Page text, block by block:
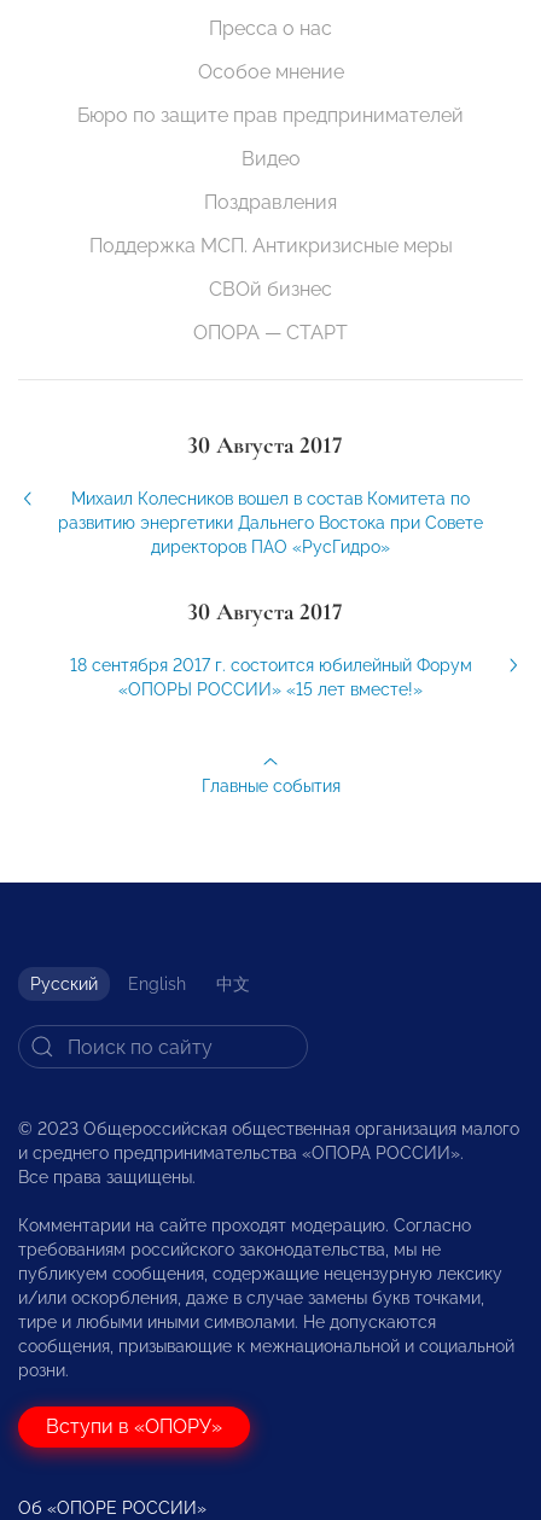
Пресса о нас
Особое мнение
Бюро по защите прав предпринимателей
Видео
Поздравления
Поддержка МСП. Антикризисные меры
СВОй бизнес
ОПОРА — СТАРТ
30 Августа 2017
Михаил Колесников вошел в состав Комитета по
развитию энергетики Дальнего Востока при Совете
директоров ПАО «РусГидро»
30 Августа 2017
18 сентября 2017 г. состоится юбилейный Форум
«ОПОРЫ РОССИИ» «15 лет вместе!»
Главные события
Русский English 中文
© 2023 Общероссийская общественная организация малого
и среднего предпринимательства «ОПОРА РОССИИ».
Все права защищены.
Комментарии на сайте проходят модерацию. Согласно
требованиям российского законодательства, мы не
публикуем сообщения, содержащие нецензурную лексику
и/или оскорбления, даже в случае замены букв точками,
тире и любыми иными символами. Не допускаются
сообщения, призывающие к межнациональной и социальной
розни.
Вступи в «ОПОРУ»
Об «ОПОРЕ РОССИИ»